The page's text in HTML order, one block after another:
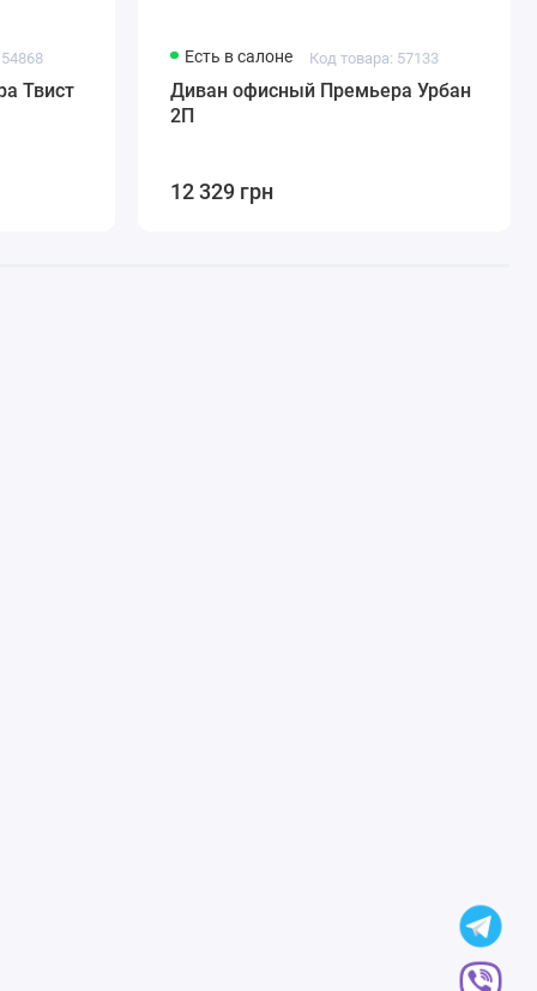
Твист
Есть в салоне Код товара: 57133
Диван офисный Премьера Урбан
2П
12 329 грн